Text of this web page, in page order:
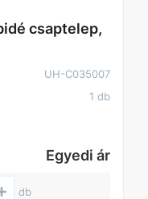
csaptelep,
UH-C035007
1 db
Egyedi ár
db